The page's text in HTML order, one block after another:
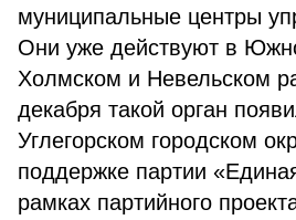
муниципальные центры
Они уже действуют в
Холмском и Невельском
декабря такой орган
Углегорском городском
поддержке партии
рамках партийного